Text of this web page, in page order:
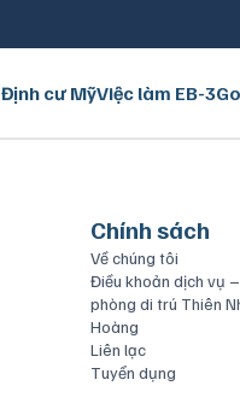
Định cư MỹViệc làm EB-3
Chính sách
Về chúng tôi
Điều khoản dịch vụ
phòng di trú Thiên
Hoàng
Liên lạc
Tuyển dụng